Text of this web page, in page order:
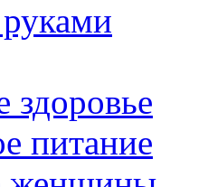
здоровье
питание